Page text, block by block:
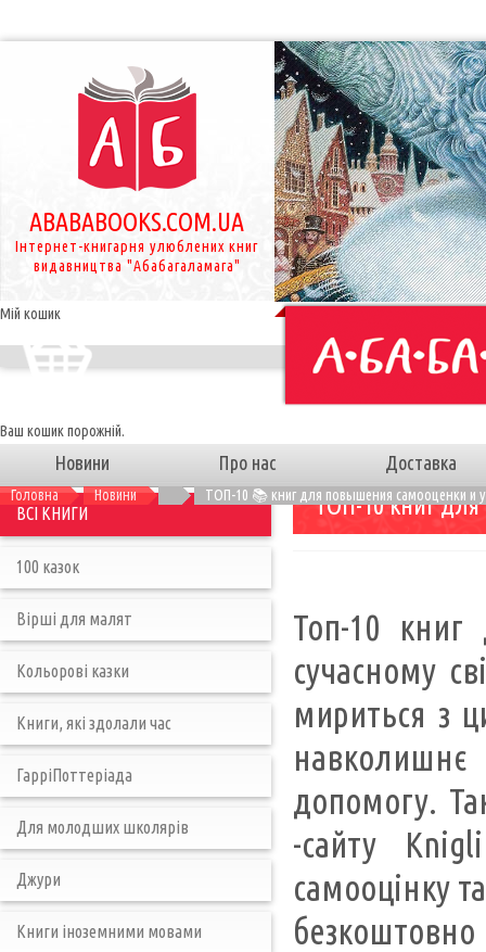
ABABABOOKS.COM.UA
Інтернет-книгарня улюблених книг
видавництва "Абабагаламага"
Мій кошик
Ваш кошик порожній.
Новини Про нас Доставка
Головна Новини ТОП-10 📚 книг для повышения самооценки и
ТОП-10 книг
Топ-10 книг
сучасному
мириться з
допомогу.
-сайту
самооцінку
ВСІ КНИГИ
100 казок
Вірші для малят
Кольорові казки
Книги, які здолали час
ГарріПоттеріада
Для молодших школярів
Джури
Книги іноземними мовами